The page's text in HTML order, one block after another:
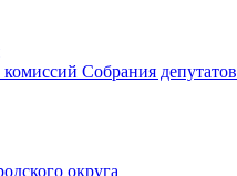
Собрания депутатов
округа